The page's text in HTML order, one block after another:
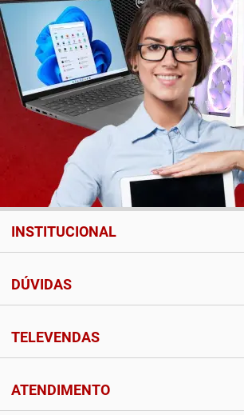
INSTITUCIONAL
DÚVIDAS
TELEVENDAS
ATENDIMENTO